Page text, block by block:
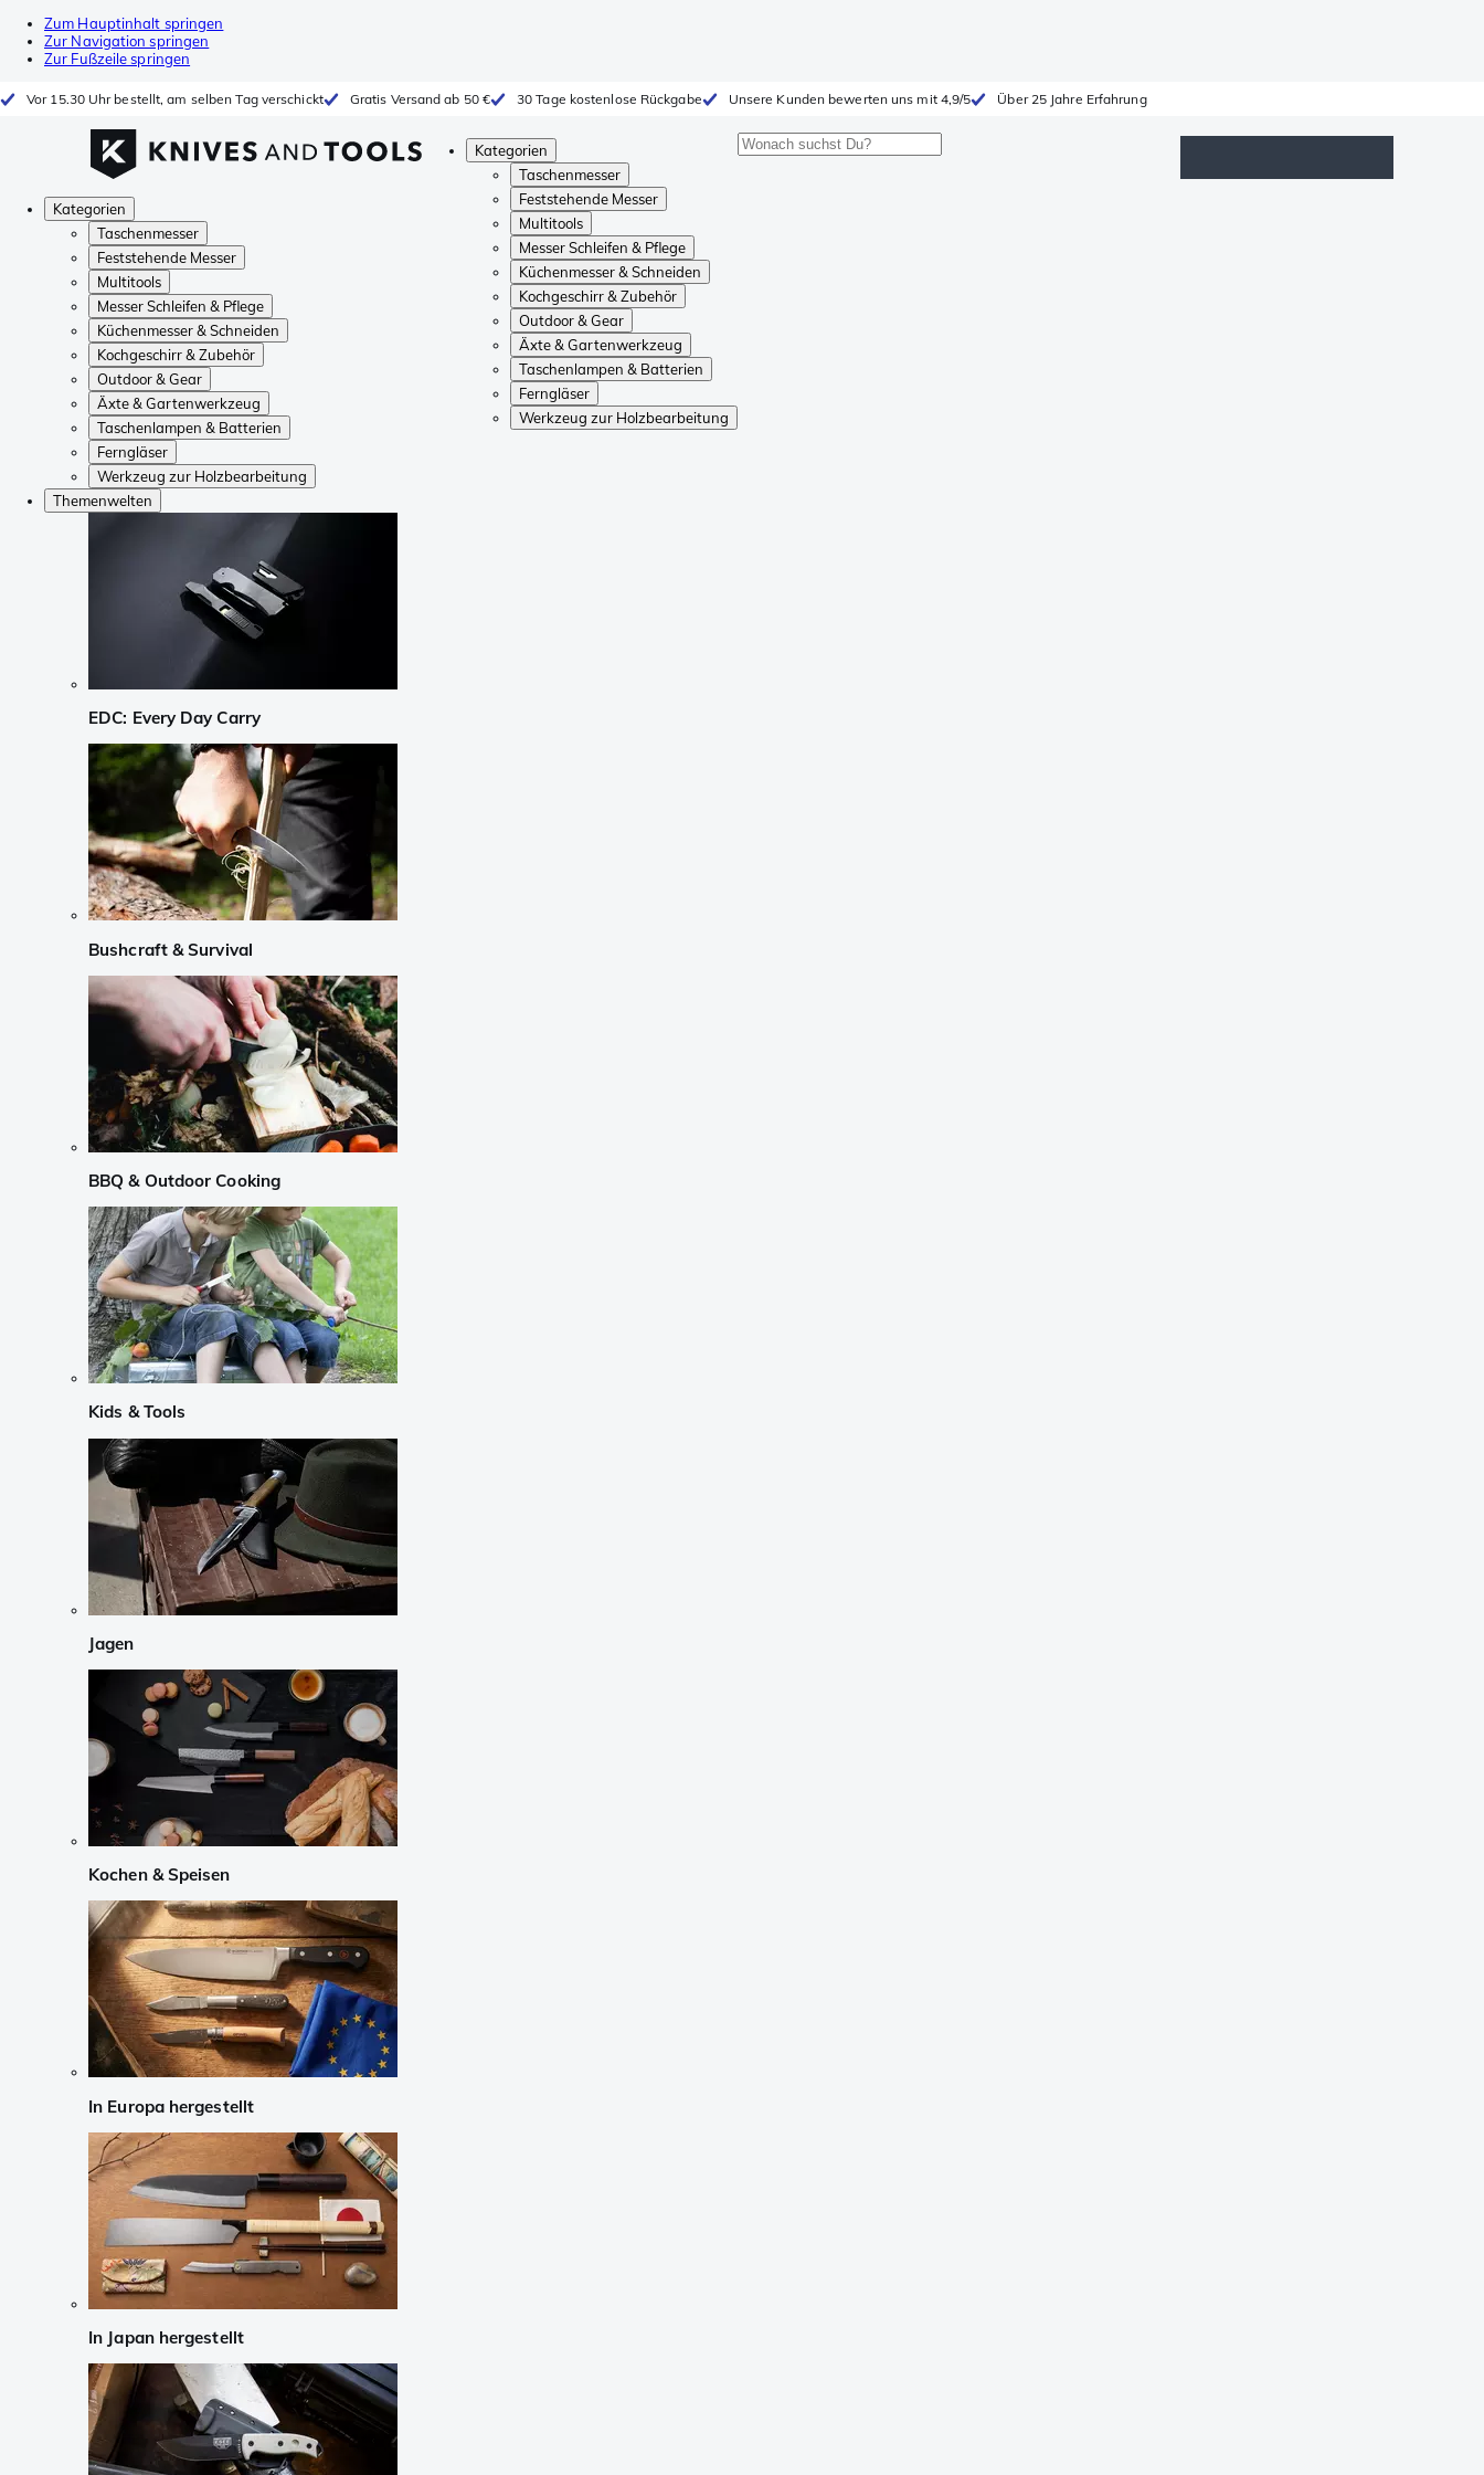
Zum Hauptinhalt springen
Zur Navigation springen
Zur Fußzeile springen
Vor 15.30 Uhr bestellt, am selben Tag verschickt Gratis Versand ab 50 € 30 Tage kostenlose Rückgabe Unsere Kunden bewerten uns mit 4,9/5 Über 25 Jahre Erfahrung
Kategorien
Taschenmesser
Feststehende Messer
Multitools
Messer Schleifen & Pflege
Küchenmesser & Schneiden
Kochgeschirr & Zubehör
Outdoor & Gear
Äxte & Gartenwerkzeug
Taschenlampen & Batterien
Ferngläser
Werkzeug zur Holzbearbeitung
Kategorien
Taschenmesser
Feststehende Messer
Multitools
Messer Schleifen & Pflege
Küchenmesser & Schneiden
Kochgeschirr & Zubehör
Outdoor & Gear
Äxte & Gartenwerkzeug
Taschenlampen & Batterien
Ferngläser
Werkzeug zur Holzbearbeitung
Themenwelten
EDC: Every Day Carry
Bushcraft & Survival
BBQ & Outdoor Cooking
Kids & Tools
Jagen
Kochen & Speisen
In Europa hergestellt
In Japan hergestellt